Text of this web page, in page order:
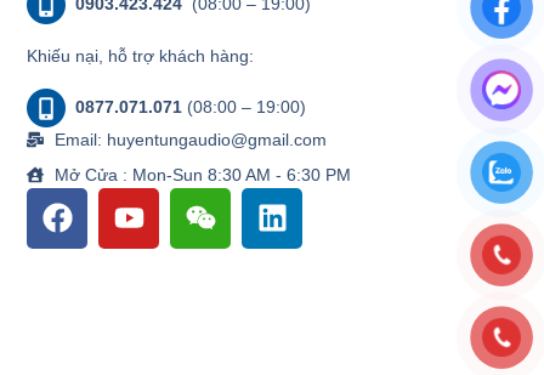
Khiếu nại, hỗ trợ khách hàng:
0877.071.071 (08:00 – 19:00)
Email: huyentungaudio@gmail.com
Mở Cửa : Mon-Sun 8:30 AM - 6:30 PM